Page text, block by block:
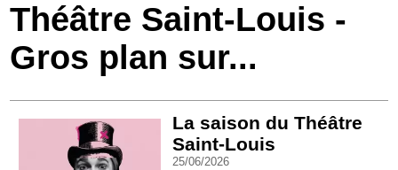
Economie
Services
Théâtre Saint-Louis -
Gros plan sur...
La saison du Théâtre
Saint-Louis
25/06/2026